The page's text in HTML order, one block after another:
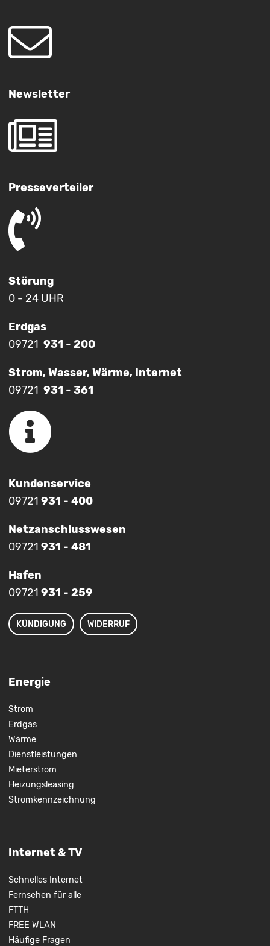
Newsletter
Presseverteiler
Störung
0 - 24 UHR
Erdgas
09721 931 - 200
Strom, Wasser, Wärme, Internet
09721 931 - 361
Kundenservice
09721 931 - 400
Netzanschlusswesen
09721 931 - 481
Hafen
09721 931 - 259
KÜNDIGUNG WIDERRUF
Energie
Strom
Erdgas
Wärme
Dienstleistungen
Mieterstrom
Heizungsleasing
Stromkennzeichnung
Internet & TV
Schnelles Internet
Fernsehen für alle
FTTH
FREE WLAN
Häufige Fragen